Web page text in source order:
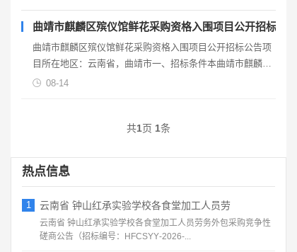
曲靖市麒麟区殡仪馆鲜花采购资格入围项目公开招标公告
曲靖市麒麟区殡仪馆鲜花采购资格入围项目公开招标公告项
目所在地区：云南省，曲靖市一、招标条件本曲靖市麒麟区
殡仪馆鲜花采购资格入围项目已由项目审批 / 核准 / 备
08-14
共1页 1条
热点信息
1 云南省 钟山红承实验学校各食堂加工人员劳
云南省 钟山红承实验学校各食堂加工人员劳务外包采购竞争性
磋商公告（招标编号：HFCSYY‑2026‑...